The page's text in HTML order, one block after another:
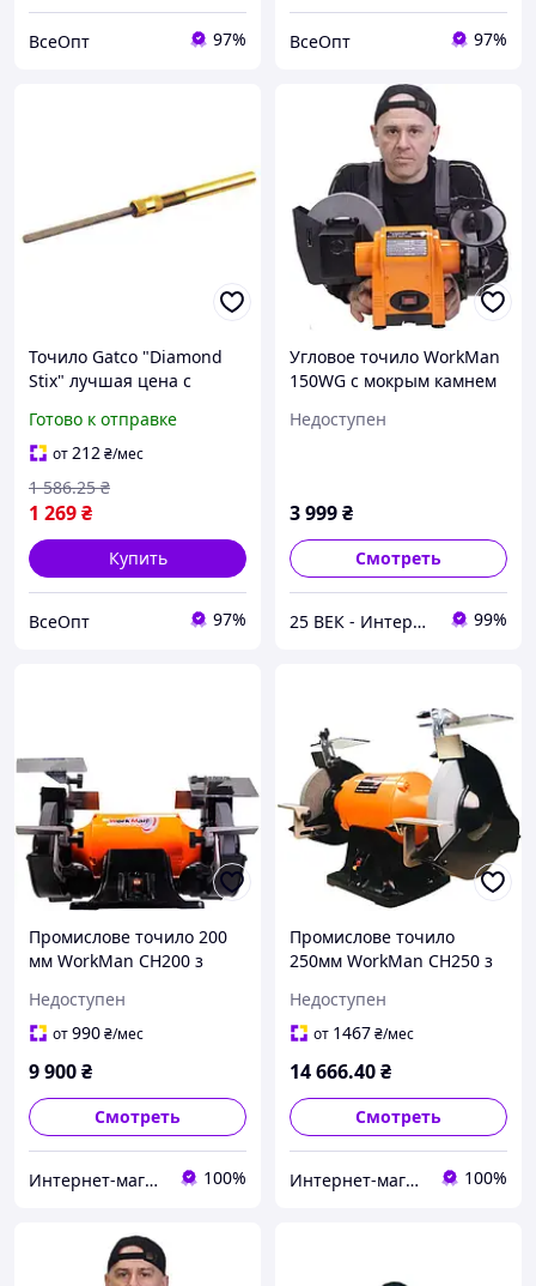
ВсеОпт 97% ВсеОпт 97%
Точило Gatco "Diamond
Stix" лучшая цена с
Украине
Готово к отправке
от212₴/мес
1 269₴
1 586.25 ₴
Купить
ВсеОпт 97%
Угловое точило WorkMan
150WG с мокрым камнем
Недоступен
3 999₴
Смотреть
25 ВЕК - Интернет-Магазин: электрический, бензиновый, аккумуляторный инструмент и строительство. 99%
Промислове точило 200
мм WorkMan CH200 з
пилу
Недоступен
от990₴/мес
9 900₴
Смотреть
Интернет-магазин "COOL-TOOL" 100%
Промислове точило
250мм WorkMan CH250 з
пилу
Недоступен
от 1467₴/мес
14 666.40₴
Смотреть
Интернет-магазин "COOL-TOOL" 100%